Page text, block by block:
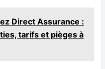
Direct Assurance :
tarifs et pièges à